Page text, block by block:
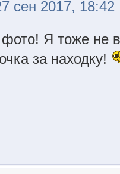
сен 2017, 18:42
Я тоже не
за находку!